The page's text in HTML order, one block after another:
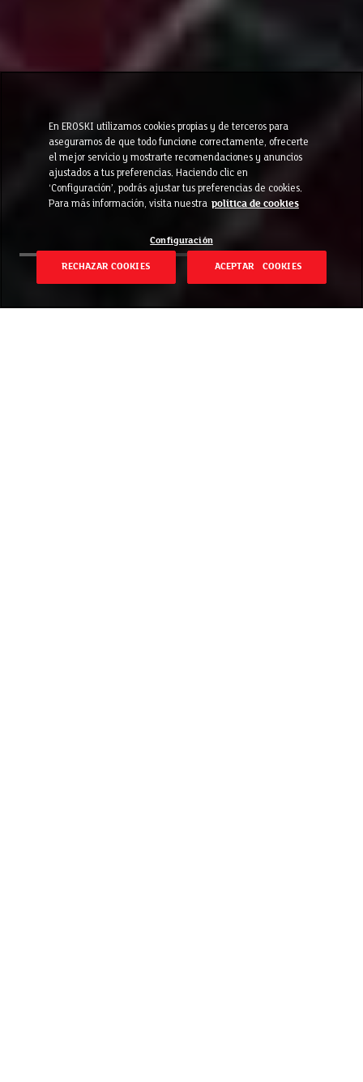
En EROSKI utilizamos cookies propias y de terceros para
asegurarnos de que todo funcione correctamente, ofrecerte
el mejor servicio y mostrarte recomendaciones y anuncios
ajustados a tus preferencias. Haciendo clic en
‘Configuración’, podrás ajustar tus preferencias de cookies.
Para más información, visita nuestra política de cookies
Configuración
RECHAZAR COOKIES ACEPTAR COOKIES